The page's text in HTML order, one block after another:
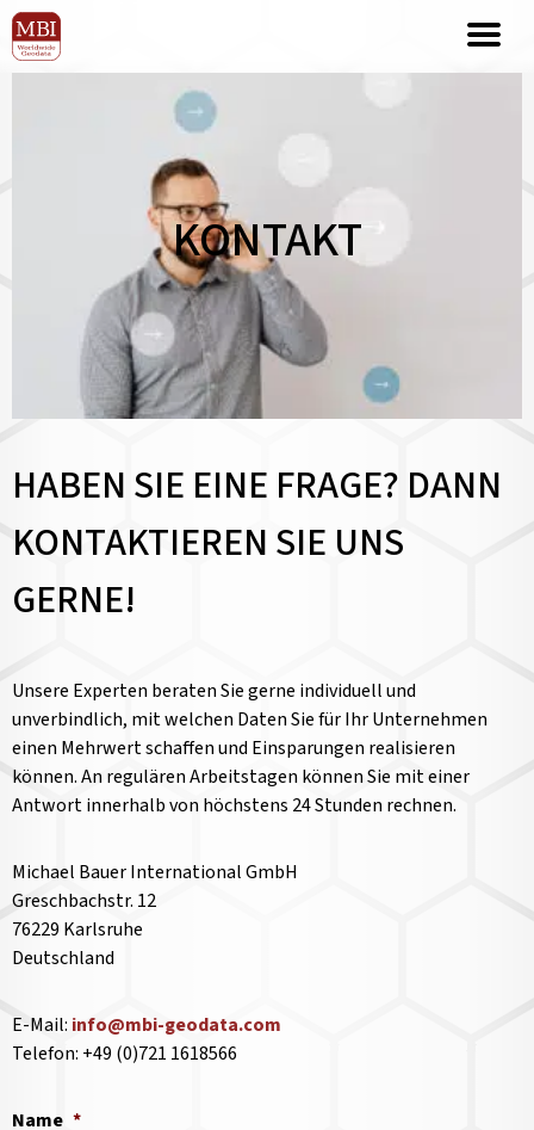
KONTAKT
HABEN SIE EINE FRAGE? DANN
KONTAKTIEREN SIE UNS
GERNE!
Unsere Experten beraten Sie gerne individuell und
unverbindlich, mit welchen Daten Sie für Ihr Unternehmen
einen Mehrwert schaffen und Einsparungen realisieren
können. An regulären Arbeitstagen können Sie mit einer
Antwort innerhalb von höchstens 24 Stunden rechnen.
Michael Bauer International GmbH
Greschbachstr. 12
76229 Karlsruhe
Deutschland
E-Mail: info@mbi-geodata.com
Telefon: +49 (0)721 1618566
Name *